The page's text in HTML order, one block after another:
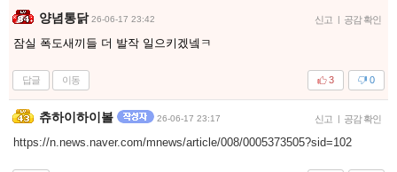
양념통닭 26-06-17 23:42 신고 | 공감 확인
잠실 폭도새끼들 더 발작 일으키겠넼ㅋ
답글 이동 0
3
츄하이하이볼 26-06-17 23:17 신고 | 공감 확인
https://n.news.naver.com/mnews/article/008/0005373505?sid=102